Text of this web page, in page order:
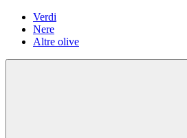
Verdi
Nere
Altre olive